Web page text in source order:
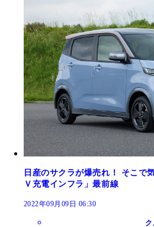
日産のサクラが爆売れ！ そこで
Ｖ充電インフラ」最前線
2022年09月09日 06:30